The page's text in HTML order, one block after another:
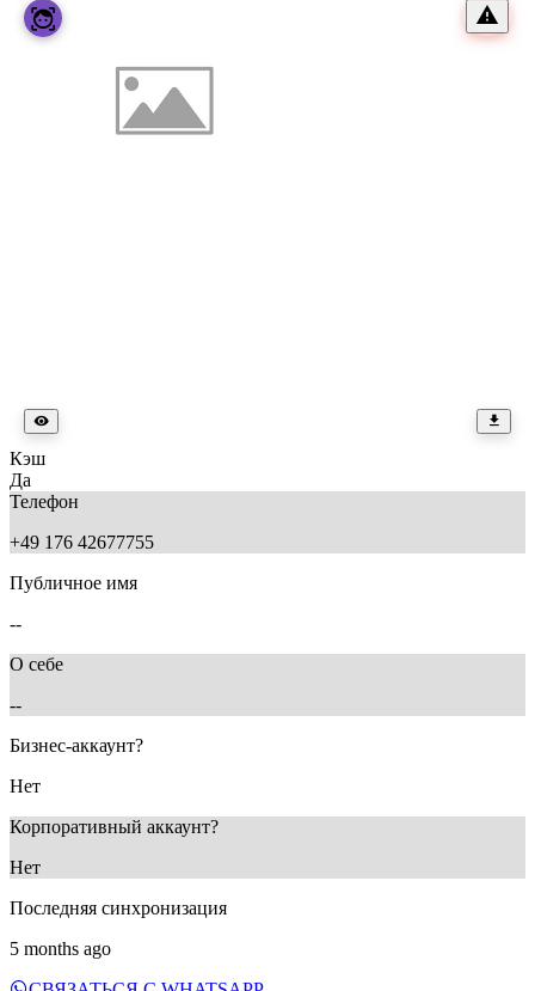
Кэш
Да
Телефон
+49 176 42677755
Публичное имя
--
О себе
--
Бизнес-аккаунт?
Нет
Корпоративный аккаунт?
Нет
Последняя синхронизация
5 months ago